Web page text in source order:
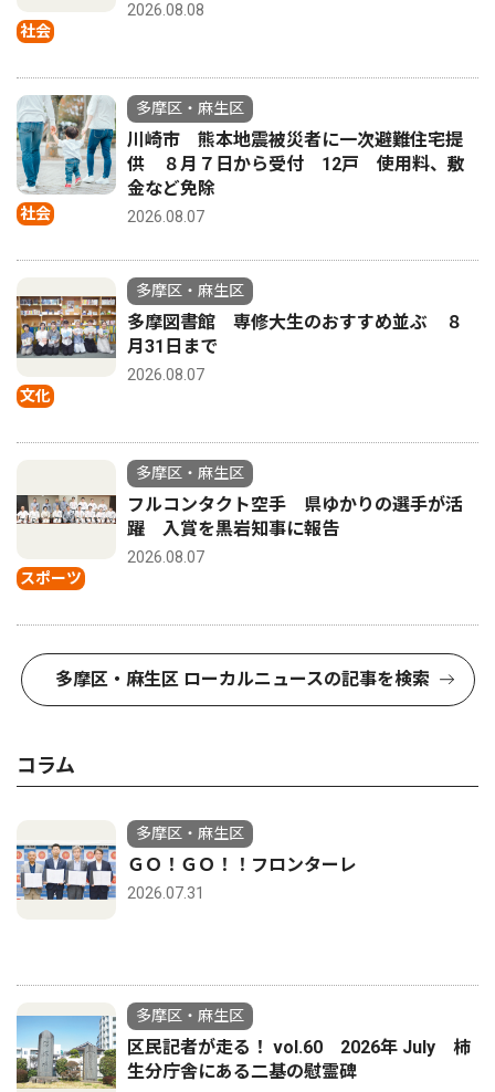
社会
2026.08.08
社会
多摩区・麻生区
川崎市 熊本地震被災者に一次避難住宅提
供 ８月７日から受付 12戸 使用料、敷
金など免除
2026.08.07
文化
多摩区・麻生区
多摩図書館 専修大生のおすすめ並ぶ ８
月31日まで
2026.08.07
スポーツ
多摩区・麻生区
フルコンタクト空手 県ゆかりの選手が活
躍 入賞を黒岩知事に報告
2026.08.07
多摩区・麻生区 ローカルニュースの記事を検索
コラム
多摩区・麻生区
ＧＯ！ＧＯ！！フロンターレ
2026.07.31
多摩区・麻生区
区民記者が走る！ vol.60 2026年 July 柿
生分庁舎にある二基の慰霊碑